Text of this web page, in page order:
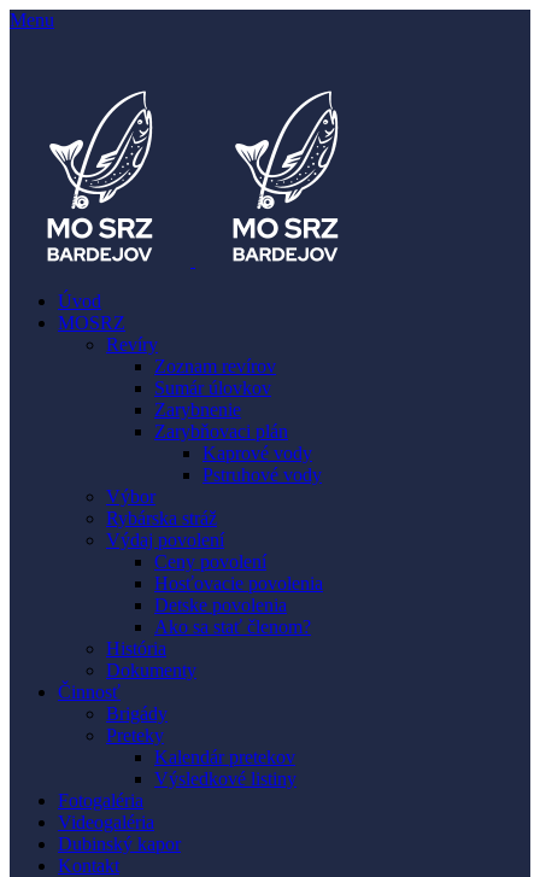
Menu
Úvod
MOSRZ
Revíry
Zoznam revírov
Sumár úlovkov
Zarybnenie
Zarybňovaci plán
Kaprové vody
Pstruhové vody
Výbor
Rybárska stráž
Výdaj povolení
Ceny povolení
Hosťovacie povolenia
Detske povolenia
Ako sa stať členom?
História
Dokumenty
Činnosť
Brigády
Preteky
Kalendár pretekov
Výsledkové listiny
Fotogaléria
Videogaléria
Dubinský kapor
Kontakt